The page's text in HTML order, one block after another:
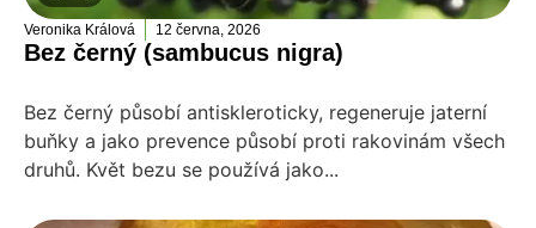
Veronika Králová 12 června, 2026
Bez černý (sambucus nigra)
Bez černý působí antiskleroticky, regeneruje jaterní
buňky a jako prevence působí proti rakovinám všech
druhů. Květ bezu se používá jako...